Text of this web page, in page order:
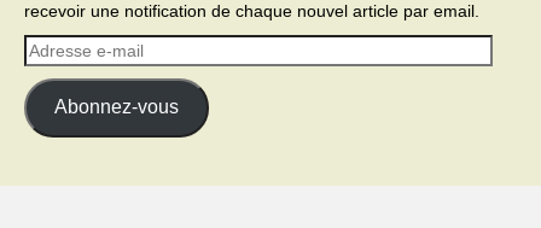
recevoir une notification de chaque nouvel article par email.
Adresse
e-
mail
Abonnez-vous